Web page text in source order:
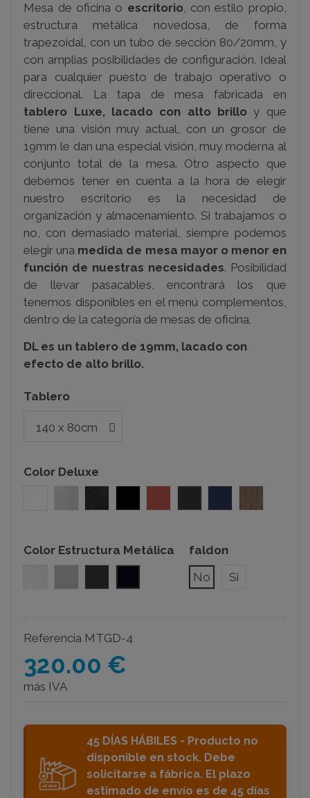
Mesa de oficina o escritorio, con estilo propio,
estructura metálica novedosa, de forma
trapezoidal, con un tubo de sección 80/20mm, y
con amplias posibilidades de configuración. Ideal
para cualquier puesto de trabajo operativo o
direccional. La tapa de mesa fabricada en
tablero Luxe, lacado con alto brilloy que
tiene una visión muy actual, con un grosor de
19mm le dan una especial visión, muy moderna al
conjunto total de la mesa. Otro aspecto que
debemos tener en cuenta a la hora de elegir
nuestro escritorio es la necesidad de
organización y almacenamiento. Si trabajamos o
no, con demasiado material, siempre podemos
elegir una medida de mesa mayor o menor en
función de nuestras necesidades. Posibilidad
de llevar pasacables, encontrará los que
tenemos disponibles en el menú complementos,
dentro de la categoría de mesas de oficina.
DL es un tablero de 19mm, lacado con
efecto de alto brillo.
Tablero
Color Deluxe
Color Estructura Metálica
faldon
No
Si
Referencia MTGD-4
320.00 €
más IVA
45 DÍAS HÁBILES - Producto no
disponible en stock. Debe
solicitarse a fábrica. El plazo
estimado de envío es de 45 días